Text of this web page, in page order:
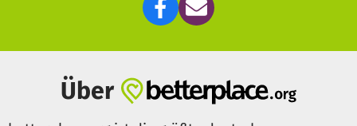
Über